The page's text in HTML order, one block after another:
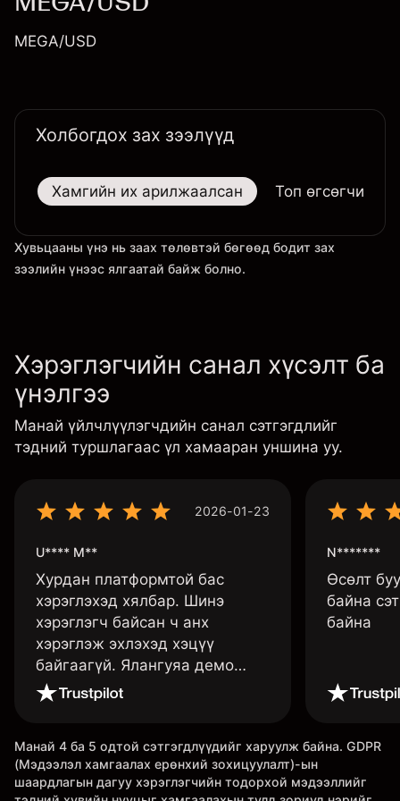
MEGA/USD
Холбогдох зах зээлүүд
Хамгийн их арилжаалсан Топ өгсөгчид
Хувьцааны үнэ нь заах төлөвтэй бөгөөд бодит зах
зээлийн үнээс ялгаатай байж болно.
Хэрэглэгчийн санал хүсэлт ба
үнэлгээ
Манай үйлчлүүлэгчдийн санал сэтгэгдлийг
тэдний туршлагаас үл хамааран уншина уу.
2026-01-23
U**** M**
Хурдан платформтой бас
хэрэглэхэд хялбар. Шинэ
хэрэглэгч байсан ч анх
хэрэглэж эхлэхэд хэцүү
байгаагүй. Ялангуяа демо
данс нь их хэрэгтэй ба
дэмтэй.
N*******
Өсөлт
байна
байна
Манай 4 ба 5 одтой сэтгэгдлүүдийг харуулж байна. GDPR
(Мэдээлэл хамгаалах ерөнхий зохицуулалт)-ын
шаардлагын дагуу хэрэглэгчийн тодорхой мэдээллийг